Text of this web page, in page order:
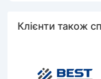
Клієнти також